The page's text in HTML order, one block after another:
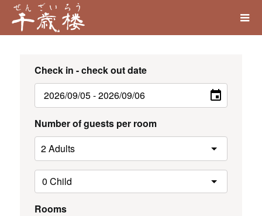
Check in - check out date
Number of guests per room
Rooms